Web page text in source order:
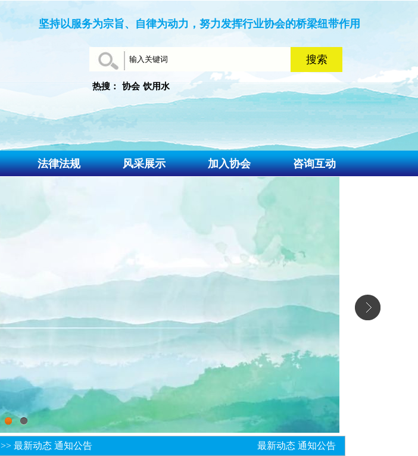
坚持以服务为宗旨、自律为动力，努力发挥行业协会的桥梁纽带作用
热搜： 协会 饮用水
法律法规 风采展示 加入协会 咨询互动
1
>> 最新动态 通知公告 最新动态 通知公告